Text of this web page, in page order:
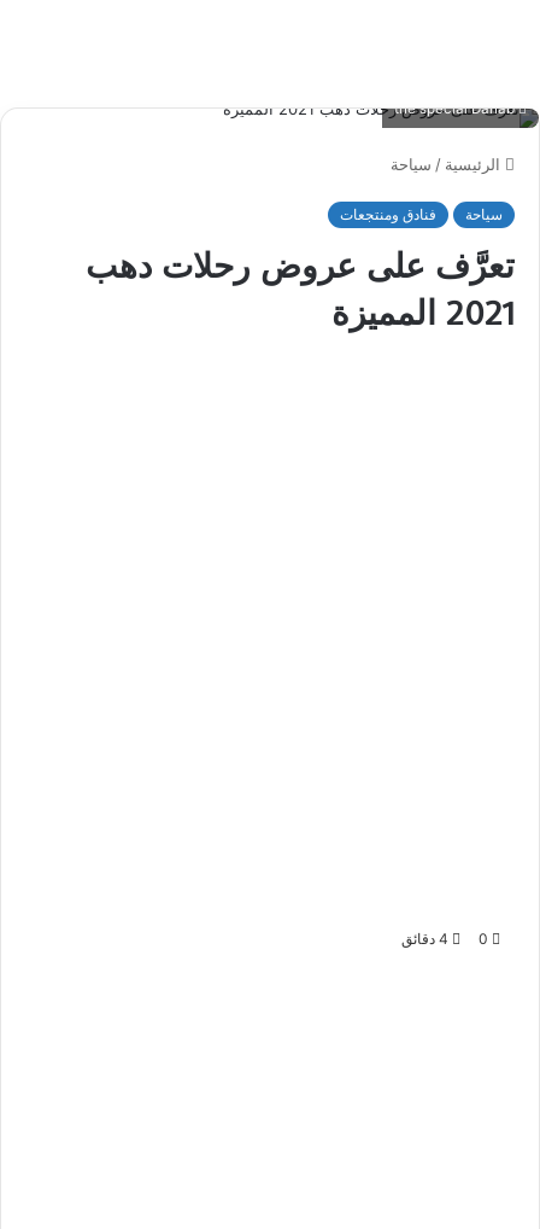
the special Dahab
الرئيسية / سياحة
سياحة فنادق ومنتجعات
تعرَّف على عروض رحلات دهب
2021 المميزة
0